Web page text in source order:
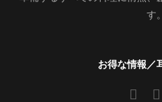
す。
お得な情報／